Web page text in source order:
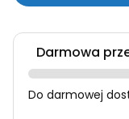
Darmowa
Do darmowej